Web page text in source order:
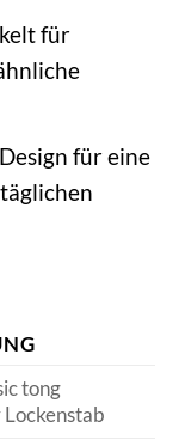
für
für eine
tong